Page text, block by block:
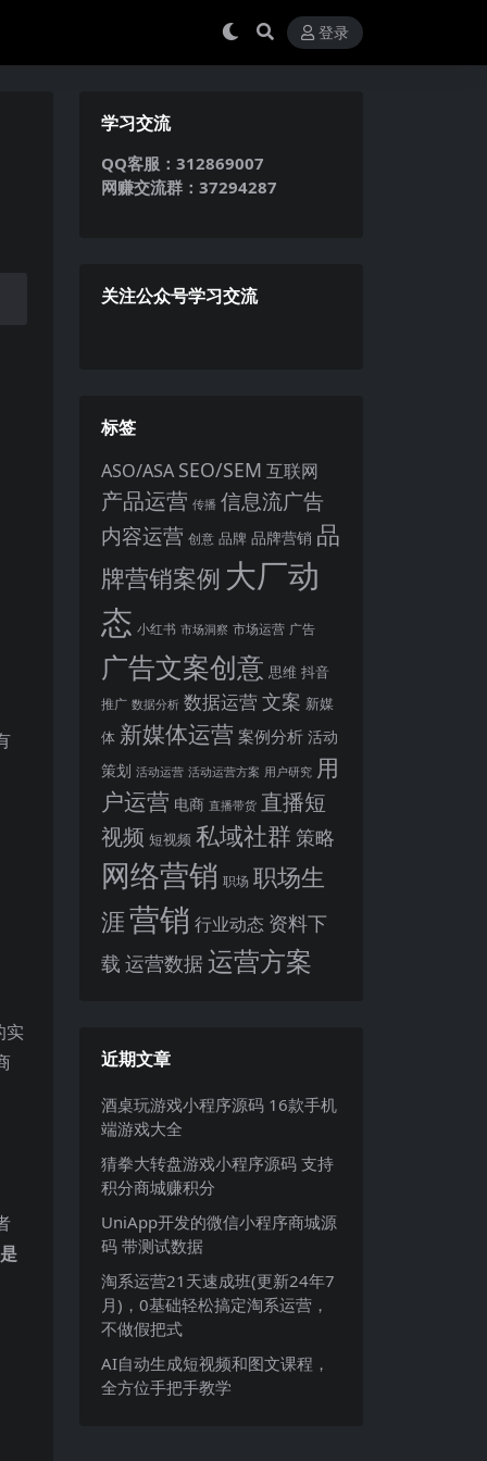
登录
实
学习交流
QQ客服：312869007
网赚交流群：37294287
关注公众号学习交流
标签
ASO/ASA SEO/SEM 互联网
产品运营 传播 信息流广告
内容运营 创意 品牌 品牌营销 品
牌营销案例 大厂动
态 小红书 市场洞察 市场运营 广告
广告文案创意 思维 抖音
推广 数据分析 数据运营 文案 新媒
体 新媒体运营 案例分析 活动
策划 活动运营 活动运营方案 用户研究 用
户运营 电商 直播带货 直播短
视频 短视频 私域社群 策略
网络营销 职场 职场生
涯营销 行业动态 资料下
载 运营数据运营方案
近期文章
酒桌玩游戏小程序源码 16款手机
端游戏大全
猜拳大转盘游戏小程序源码 支持
积分商城赚积分
UniApp开发的微信小程序商城源
码 带测试数据
淘系运营21天速成班(更新24年7
月)，0基础轻松搞定淘系运营，
不做假把式
AI自动生成短视频和图文课程，
全方位手把手教学